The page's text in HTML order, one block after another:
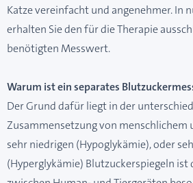
Katze vereinfacht und angenehmer. In
erhalten Sie den für die Therapie
benötigten Messwert.
Warum ist ein separates
Der Grund dafür liegt in der
Zusammensetzung von menschlichem
sehr niedrigen (Hypoglykämie), oder
(Hyperglykämie) Blutzuckerspiegeln ist